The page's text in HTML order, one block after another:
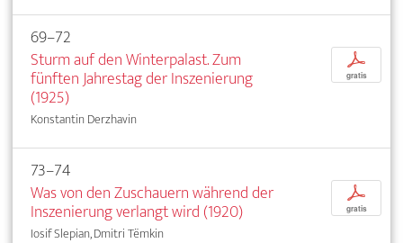
69–72
Sturm auf den Winterpalast. Zum
fünften Jahrestag der Inszenierung
(1925)
Konstantin Derzhavin
p
gratis
73–74
Was von den Zuschauern während der
Inszenierung verlangt wird (1920)
Iosif Slepian, Dmitri Tëmkin
p
gratis